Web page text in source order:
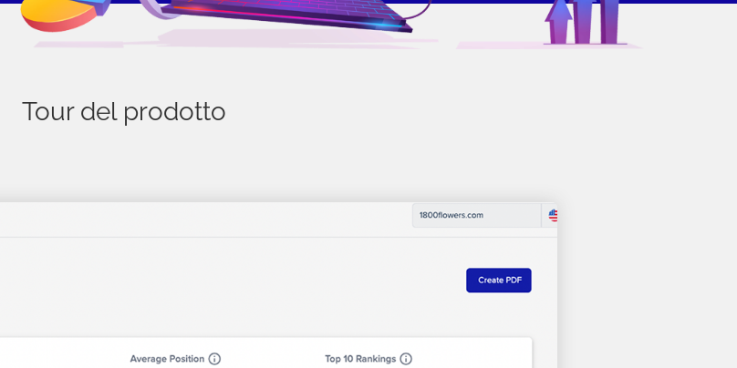
Tour del prodotto